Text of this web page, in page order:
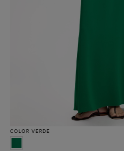
COLOR VERDE